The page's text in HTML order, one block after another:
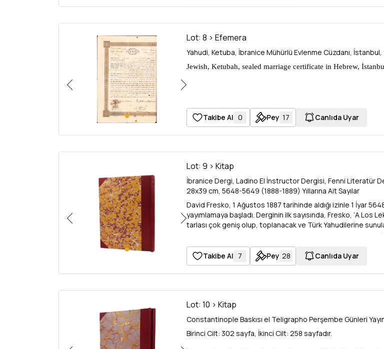
Lot: 8 > Efemera
Yahudi, Ketuba, İbranice Mühürlü Evlenme Cüzdanı, İstanbul,
Jewish, Ketubah, sealed marriage certificate in Hebrew,
Takibe Al 0 Pey 17 Canlıda Uyar
Lot: 9 > Kitap
İbranice Dergi, Ladino El İnstructor Dergisi, Fenni Literatür
28x39 cm, 5648-5649 (1888-1889) Yıllarına Ait Sayılar
David Fresko, 1 Ağustos 1887 tarihinde aldığı izinle 1 İyar
yayımlamaya başladı. Derginin ilk sayısında, Fresko, ‘A Los
tarlası çok geniş olup, toplanacak ve Türk Yahudilerine
bulundurmaktadır” diyerek, yeni derginin ‘ilmi ve edebi’
belirtmektedir: İlmi ve edebi konular, ünlü kişilerin
tefrikalar. David Fresko, aydınları ve de özellikle gençleri iş
bir Yahudi kimliği olması gerektiği”nin [El Enstruktor
çizmektedir. 8 sayfalık bu ‘ilmi- edebi dergi [Revista
5648-5649 (1888-1889) is the year it belongs to.
Takibe Al 7 Pey 28 Canlıda Uyar
Lot: 10 > Kitap
Constantinople Baskısı el Teligrapho Perşembe Günleri
Birinci Cilt: 302 sayfa, İkinci Cilt: 258 sayfadır.